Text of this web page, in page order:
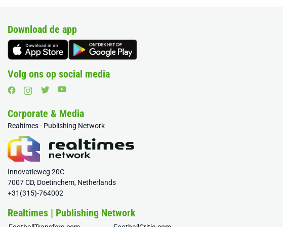
Download de app
Volg ons op social media
Corporate & Media
Realtimes - Publishing Network
Innovatieweg 20C
7007 CD, Doetinchem, Netherlands
+31(315)-764002
Realtimes | Publishing Network